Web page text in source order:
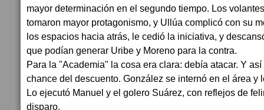
mayor determinación en el segundo tiempo. Los
tomaron mayor protagonismo, y Ullúa complicó con su
los espacios hacia atrás, le cedió la iniciativa, y
que podían generar Uribe y Moreno para la contra.
Para la "Academia" la cosa era clara: debía atacar. Y
chance del descuento. González se internó en el área y
Lo ejecutó Manuel y el golero Suárez, con reflejos de
disparo.